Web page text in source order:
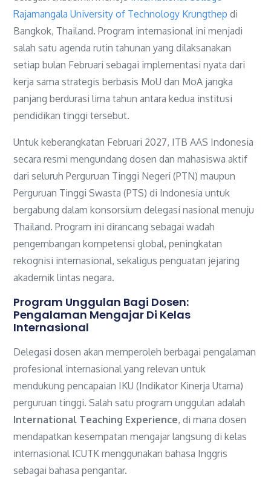
Rajamangala University of Technology Krungthep di
Bangkok, Thailand. Program internasional ini menjadi
salah satu agenda rutin tahunan yang dilaksanakan
setiap bulan Februari sebagai implementasi nyata dari
kerja sama strategis berbasis MoU dan MoA jangka
panjang berdurasi lima tahun antara kedua institusi
pendidikan tinggi tersebut.
Untuk keberangkatan Februari 2027, ITB AAS Indonesia
secara resmi mengundang dosen dan mahasiswa aktif
dari seluruh Perguruan Tinggi Negeri (PTN) maupun
Perguruan Tinggi Swasta (PTS) di Indonesia untuk
bergabung dalam konsorsium delegasi nasional menuju
Thailand. Program ini dirancang sebagai wadah
pengembangan kompetensi global, peningkatan
rekognisi internasional, sekaligus penguatan jejaring
akademik lintas negara.
Program Unggulan Bagi Dosen:
Pengalaman Mengajar Di Kelas
Internasional
Delegasi dosen akan memperoleh berbagai pengalaman
profesional internasional yang relevan untuk
mendukung pencapaian IKU (Indikator Kinerja Utama)
perguruan tinggi. Salah satu program unggulan adalah
International Teaching Experience, di mana dosen
mendapatkan kesempatan mengajar langsung di kelas
internasional ICUTK menggunakan bahasa Inggris
sebagai bahasa pengantar.